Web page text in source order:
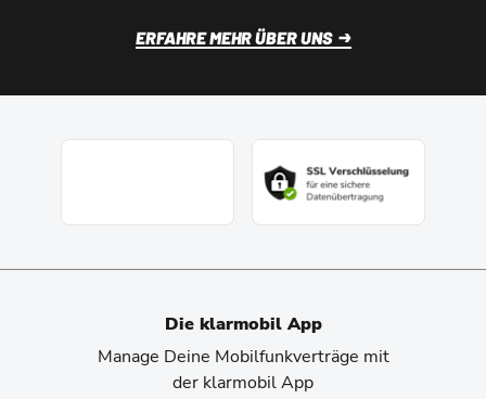
ERFAHRE MEHR ÜBER UNS
Die klarmobil App
Manage Deine Mobilfunkverträge mit
der klarmobil App